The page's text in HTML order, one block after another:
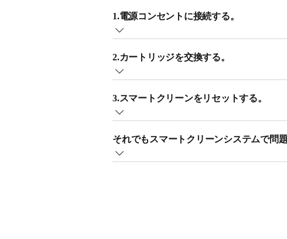
1.電源コンセントに接続する。
本体の電源を入れる前に、コンセントに
2.カートリッジを交換する。
す。
スマートクリーンカートリッジの交換の
3.スマートクリーンをリセットする。
コンセントから電源プラグを抜いて、約
それでもスマートクリーンシステムで問